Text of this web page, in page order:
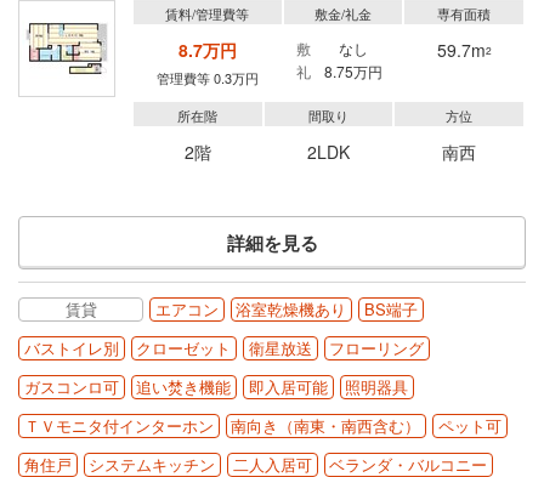
賃料/管理費等
8.7万円
管理費等 0.3万円
敷金/礼金
敷
なし
礼
8.75万円
専有面積
59.7m2
所在階
2階
間取り
2LDK
方位
南西
詳細を見る
賃貸 エアコン 浴室乾燥機あり
BS端子
バストイレ別
クローゼット 衛星放送
フローリング
ガスコンロ可
追い焚き機能 即入居可能
照明器具
ＴＶモニタ付インターホン
南向き（南東・南西含む）
ペット可
角住戸
システムキッチン 二人入居可
ベランダ・バルコニー